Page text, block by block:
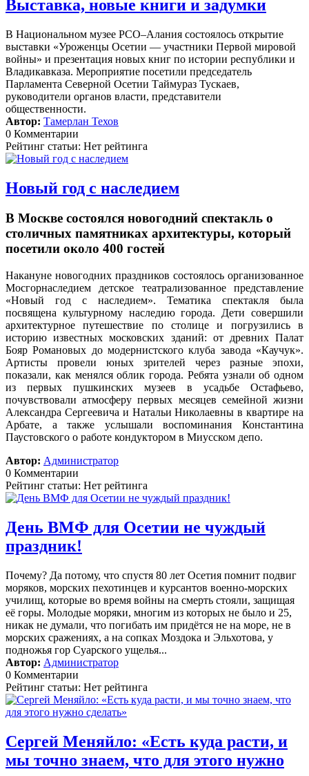
Выставка, новые книги и задумки
В Национальном музее РСО–Алания состоялось открытие
выставки «Уроженцы Осетии — участники Первой мировой
войны» и презентация новых книг по истории республики и
Владикавказа. Мероприятие посетили председатель
Парламента Северной Осетии Таймураз Тускаев,
руководители органов власти, представители
общественности.
Автор: Тамерлан Техов
0 Комментарии
Рейтинг статьи: Нет рейтинга
Новый год с наследием
В Москве состоялся новогодний спектакль о
столичных памятниках архитектуры, который
посетили около 400 гостей
Накануне новогодних праздников состоялось организованное
Мосгорнаследием детское театрализованное представление
«Новый год с наследием».
Тематика спектакля была
посвящена культурному наследию города. Дети совершили
архитектурное путешествие по столице и погрузились в
историю известных московских зданий: от древних Палат
Бояр Романовых до модернистского клуба завода «Каучук».
Артисты провели юных зрителей через разные эпохи,
показали, как менялся облик города. Ребята узнали об одном
из первых пушкинских музеев в усадьбе Остафьево,
почувствовали атмосферу первых месяцев семейной жизни
Александра Сергеевича и Натальи Николаевны в квартире на
Арбате, а также услышали воспоминания Константина
Паустовского о работе кондуктором в Миусском депо.
Автор: Администратор
0 Комментарии
Рейтинг статьи: Нет рейтинга
День ВМФ для Осетии не чуждый
праздник!
Почему? Да потому, что спустя 80 лет Осетия помнит подвиг
моряков, морских пехотинцев и курсантов военно-морских
училищ, которые во время войны на смерть стояли, защищая
её горы. Молодые моряки, многим из которых не было и 25,
никак не думали, что погибать им придётся не на море, не в
морских сражениях, а на сопках Моздока и Эльхотова, у
подножья гор Суарского ущелья...
Автор: Администратор
0 Комментарии
Рейтинг статьи: Нет рейтинга
Сергей Меняйло: «Есть куда расти, и
мы точно знаем, что для этого нужно